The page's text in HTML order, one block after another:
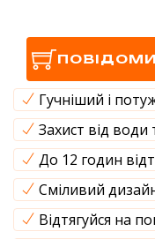
Гучніший і
Захист від води
До 12 годин
Сміливий
Відтягуйся на